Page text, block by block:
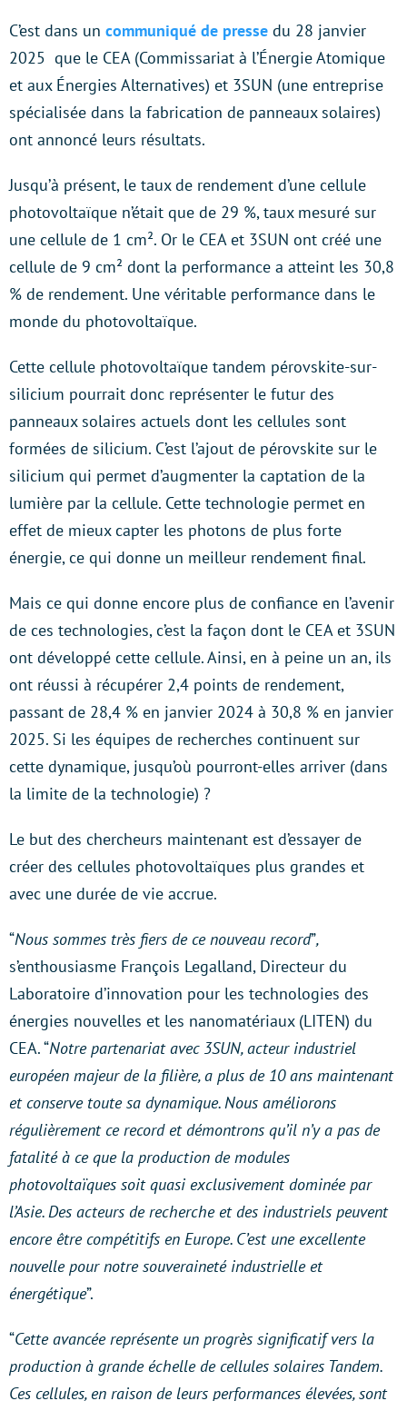
C’est dans un communiqué de presse du 28 janvier
2025 que le CEA (Commissariat à l’Énergie Atomique
et aux Énergies Alternatives) et 3SUN (une entreprise
spécialisée dans la fabrication de panneaux solaires)
ont annoncé leurs résultats.
Jusqu’à présent, le taux de rendement d’une cellule
photovoltaïque n’était que de 29 %, taux mesuré sur
une cellule de 1 cm². Or le CEA et 3SUN ont créé une
cellule de 9 cm² dont la performance a atteint les 30,8
% de rendement. Une véritable performance dans le
monde du photovoltaïque.
Cette cellule photovoltaïque tandem pérovskite-sur-
silicium pourrait donc représenter le futur des
panneaux solaires actuels dont les cellules sont
formées de silicium. C’est l’ajout de pérovskite sur le
silicium qui permet d’augmenter la captation de la
lumière par la cellule. Cette technologie permet en
effet de mieux capter les photons de plus forte
énergie, ce qui donne un meilleur rendement final.
Mais ce qui donne encore plus de confiance en l’avenir
de ces technologies, c’est la façon dont le CEA et 3SUN
ont développé cette cellule. Ainsi, en à peine un an, ils
ont réussi à récupérer 2,4 points de rendement,
passant de 28,4 % en janvier 2024 à 30,8 % en janvier
2025. Si les équipes de recherches continuent sur
cette dynamique, jusqu’où pourront-elles arriver (dans
la limite de la technologie) ?
Le but des chercheurs maintenant est d’essayer de
créer des cellules photovoltaïques plus grandes et
avec une durée de vie accrue.
“Nous sommes très fiers de ce nouveau record”,
s’enthousiasme François Legalland, Directeur du
Laboratoire d’innovation pour les technologies des
énergies nouvelles et les nanomatériaux (LITEN) du
CEA. “Notre partenariat avec 3SUN, acteur industriel
européen majeur de la filière, a plus de 10 ans maintenant
et conserve toute sa dynamique. Nous améliorons
régulièrement ce record et démontrons qu’il n’y a pas de
fatalité à ce que la production de modules
photovoltaïques soit quasi exclusivement dominée par
l’Asie. Des acteurs de recherche et des industriels peuvent
encore être compétitifs en Europe. C’est une excellente
nouvelle pour notre souveraineté industrielle et
énergétique”.
“Cette avancée représente un progrès significatif vers la
production à grande échelle de cellules solaires Tandem.
Ces cellules, en raison de leurs performances élevées, sont